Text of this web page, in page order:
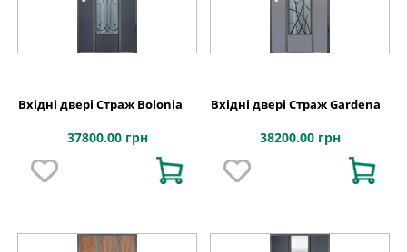
Вхідні двері Страж Bolonia
37800.00 грн
Вхідні двері Страж Gardena
38200.00 грн